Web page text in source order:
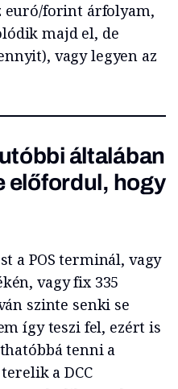
euró/forint árfolyam,
majd el, de
vagy legyen az
általában
előfordul, hogy
a POS terminál, vagy
vagy fix 335
szinte senki se
így teszi fel, ezért is
tenni a
a DCC